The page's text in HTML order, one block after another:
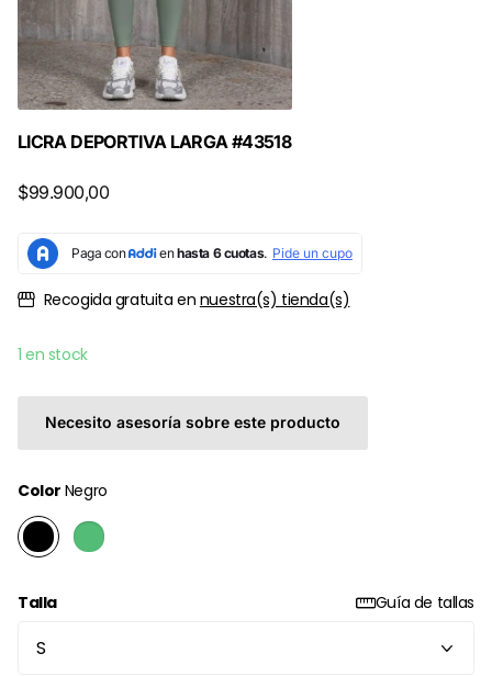
LICRA DEPORTIVA LARGA #43518
$99.900,00
Recogida gratuita en nuestra(s) tienda(s)
1 en stock
Necesito asesoría sobre este producto
Color Negro
Talla Guía de tallas